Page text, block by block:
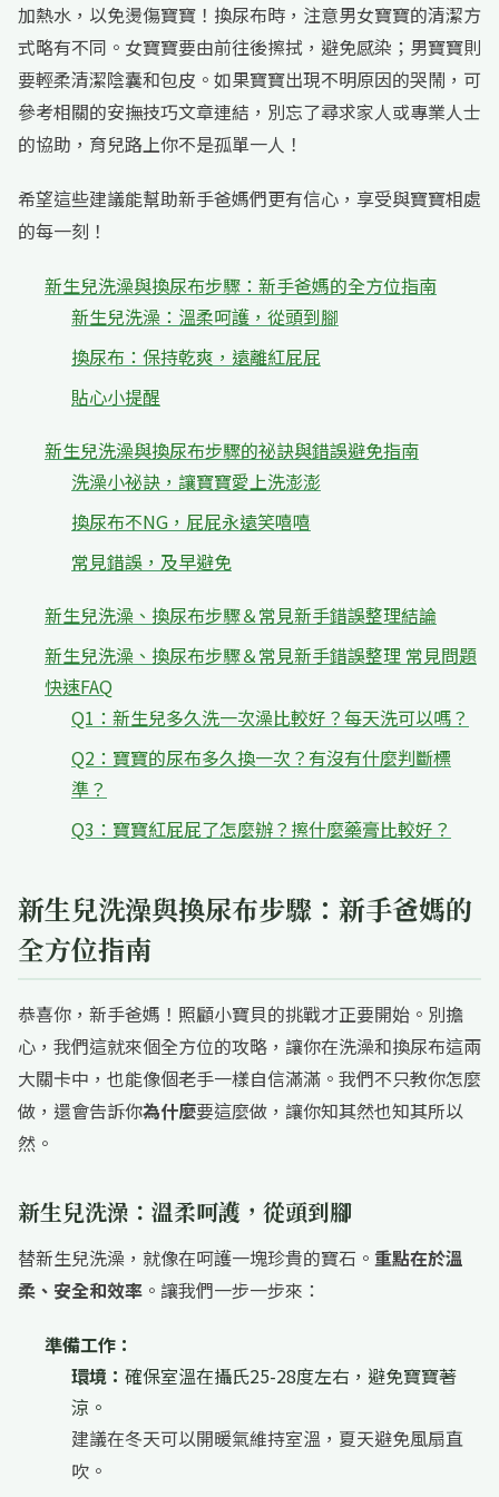
加熱水，以免燙傷寶寶！換尿布時，注意男女寶寶的清潔方
式略有不同。女寶寶要由前往後擦拭，避免感染；男寶寶則
要輕柔清潔陰囊和包皮。如果寶寶出現不明原因的哭鬧，可
參考相關的安撫技巧文章連結，別忘了尋求家人或專業人士
的協助，育兒路上你不是孤單一人！
希望這些建議能幫助新手爸媽們更有信心，享受與寶寶相處
的每一刻！
新生兒洗澡與換尿布步驟：新手爸媽的全方位指南
新生兒洗澡：溫柔呵護，從頭到腳
換尿布：保持乾爽，遠離紅屁屁
貼心小提醒
新生兒洗澡與換尿布步驟的祕訣與錯誤避免指南
洗澡小祕訣，讓寶寶愛上洗澎澎
換尿布不NG，屁屁永遠笑嘻嘻
常見錯誤，及早避免
新生兒洗澡、換尿布步驟＆常見新手錯誤整理結論
新生兒洗澡、換尿布步驟＆常見新手錯誤整理 常見問題
快速FAQ
Q1：新生兒多久洗一次澡比較好？每天洗可以嗎？
Q2：寶寶的尿布多久換一次？有沒有什麼判斷標
準？
Q3：寶寶紅屁屁了怎麼辦？擦什麼藥膏比較好？
新生兒洗澡與換尿布步驟：新手爸媽的
全方位指南
恭喜你，新手爸媽！照顧小寶貝的挑戰才正要開始。別擔
心，我們這就來個全方位的攻略，讓你在洗澡和換尿布這兩
大關卡中，也能像個老手一樣自信滿滿。我們不只教你怎麼
做，還會告訴你為什麼要這麼做，讓你知其然也知其所以
然。
新生兒洗澡：溫柔呵護，從頭到腳
替新生兒洗澡，就像在呵護一塊珍貴的寶石。 重點在於溫
柔、安全和效率 。讓我們一步一步來：
準備工作：
環境： 確保室溫在攝氏25-28度左右，避免寶寶著
涼。
建議在冬天可以開暖氣維持室溫，夏天避免風扇直
吹。